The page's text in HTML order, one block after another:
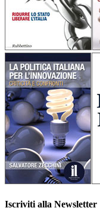
Iscriviti alla Newsletter